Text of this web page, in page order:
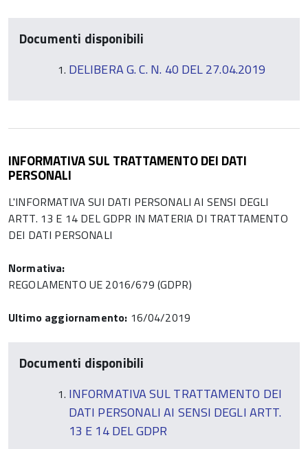
Documenti disponibili
DELIBERA G. C. N. 40 DEL 27.04.2019
INFORMATIVA SUL TRATTAMENTO DEI DATI
PERSONALI
L'INFORMATIVA SUI DATI PERSONALI AI SENSI DEGLI
ARTT. 13 E 14 DEL GDPR IN MATERIA DI TRATTAMENTO
DEI DATI PERSONALI
Normativa:
REGOLAMENTO UE 2016/679 (GDPR)
Ultimo aggiornamento: 16/04/2019
Documenti disponibili
INFORMATIVA SUL TRATTAMENTO DEI
DATI PERSONALI AI SENSI DEGLI ARTT.
13 E 14 DEL GDPR